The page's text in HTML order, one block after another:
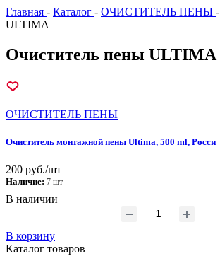
Главная - Каталог - ОЧИСТИТЕЛЬ ПЕНЫ -
ULTIMA
Очиститель пены ULTIMA
ОЧИСТИТЕЛЬ ПЕНЫ
Очиститель монтажной пены Ultima, 500 ml, Росси
200 руб./шт
Наличие: 7 шт
В наличии
В корзину
Каталог товаров